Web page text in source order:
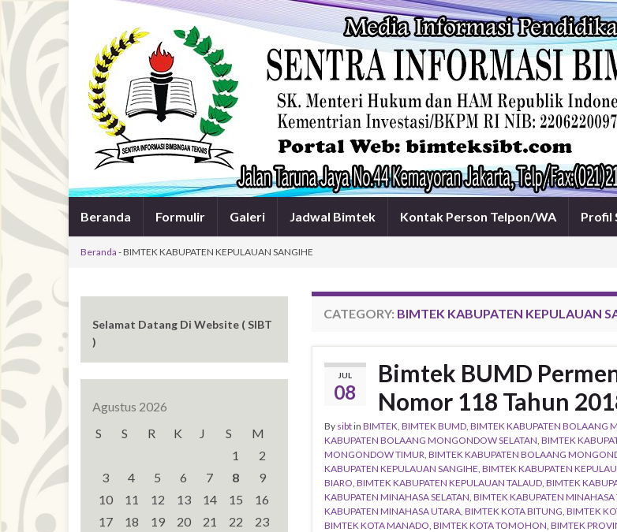
Beranda Formulir Galeri Jadwal Bimtek Kontak Person Telpon/WA Profil
Beranda -BIMTEK KABUPATEN KEPULAUAN SANGIHE
CATEGORY: BIMTEK KABUPATEN KEPULAUAN
JUL
08
Bimtek BUMD
Nomor 118 Tahun
By sibtin BIMTEK, BIMTEK BUMD, BIMTEK KABUPATEN BOLAANG
KABUPATEN BOLAANG MONGONDOW SELATAN, BIMTEK
MONGONDOW TIMUR, BIMTEK KABUPATEN BOLAANG
KABUPATEN KEPULAUAN SANGIHE, BIMTEK KABUPATEN
BIARO, BIMTEK KABUPATEN KEPULAUAN TALAUD, BIMTEK
KABUPATEN MINAHASA SELATAN, BIMTEK KABUPATEN MINAHASA
KABUPATEN MINAHASA UTARA, BIMTEK KOTA BITUNG, BIMTEK
BIMTEK KOTA MANADO, BIMTEK KOTA TOMOHON, BIMTEK
Selamat Datang Di Website ( SIBT
)
Agustus 2026
S
S R K J S
M
1
2
3
4 5 6 7 8
9
10
11 12 13 14 15
16
17
18 19 20 21 22
23